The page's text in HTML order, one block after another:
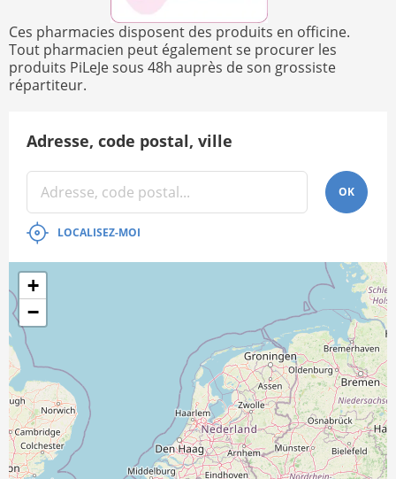
Ces pharmacies disposent des produits en officine.
Tout pharmacien peut également se procurer les
produits PiLeJe sous 48h auprès de son grossiste
répartiteur.
+
−
Adresse, code postal, ville
OK
LOCALISEZ-MOI